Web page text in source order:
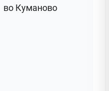
во Куманово